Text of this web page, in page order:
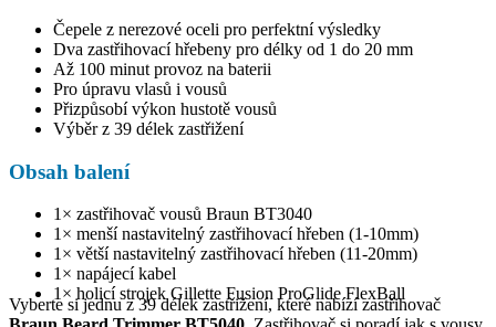
Čepele z nerezové oceli pro perfektní výsledky
Dva zastřihovací hřebeny pro délky od 1 do 20 mm
Až 100 minut provoz na baterii
Pro úpravu vlasů i vousů
Přizpůsobí výkon hustotě vousů
Výběr z 39 délek zastřižení
Obsah balení
1× zastřihovač vousů Braun BT3040
1× menší nastavitelný zastřihovací hřeben (1-10mm)
1× větší nastavitelný zastřihovací hřeben (11-20mm)
1× napájecí kabel
1× holicí strojek Gillette Fusion ProGlide FlexBall
Vyberte si jednu z 39 délek zastřižení, které nabízí zastřihovač